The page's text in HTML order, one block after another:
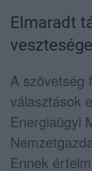
Elmaradt
A szövetség
választások
Energiaügyi
Ennek